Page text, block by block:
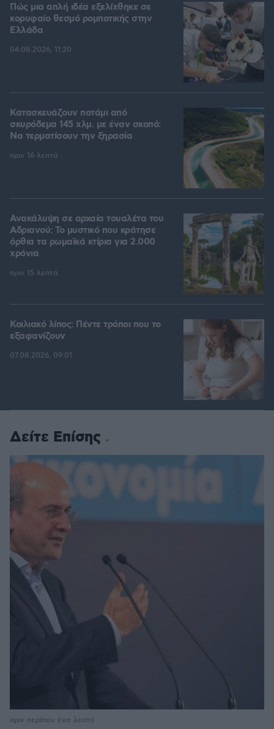
Πώς μια απλή ιδέα εξελίχθηκε σε
κορυφαίο θεσμό ρομποτικής στην
Ελλάδα
04.08.2026, 11:20
Κατασκευάζουν ποτάμι από
σκυρόδεμα 145 χλμ. με έναν σκοπό:
Να τερματίσουν την ξηρασία
πριν 16 λεπτά
Ανακάλυψη σε αρχαία τουαλέτα του
Αδριανού: Το μυστικό που κράτησε
όρθια τα ρωμαϊκά κτίρια για 2.000
χρόνια
πριν 15 λεπτά
Κοιλιακό λίπος: Πέντε τρόποι που το
εξαφανίζουν
07.08.2026, 09:01
Δείτε Επίσης
πριν περίπου ένα λεπτό